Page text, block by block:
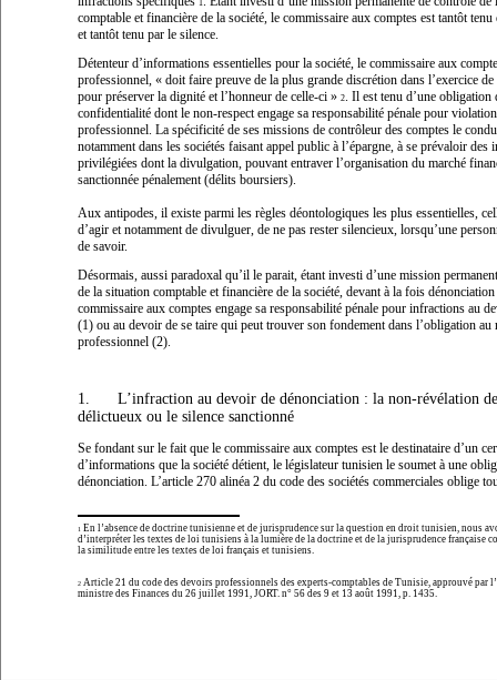
1
comptable et financière de la société, le commissaire aux comptes est tantôt tenu
et tantôt tenu par le silence.
Détenteur d’informations essentielles pour la société, le commissaire aux
professionnel, « doit faire preuve de la plus grande discrétion dans l’exercice
pour préserver la dignité et l’honneur de celle-ci » 2. Il est tenu d’une obligation
confidentialité dont le non-respect engage sa responsabilité pénale pour
professionnel. La spécificité de ses missions de contrôleur des comptes le
notamment dans les sociétés faisant appel public à l’épargne, à se prévaloir des
privilégiées dont la divulgation, pouvant entraver l’organisation du marché
sanctionnée pénalement (délits boursiers).
Aux antipodes, il existe parmi les règles déontologiques les plus essentielles,
d’agir et notamment de divulguer, de ne pas rester silencieux, lorsqu’une
de savoir.
Désormais, aussi paradoxal qu’il le parait, étant investi d’une mission
de la situation comptable et financière de la société, devant à la fois
commissaire aux comptes engage sa responsabilité pénale pour infractions au
(1) ou au devoir de se taire qui peut trouver son fondement dans l’obligation au
professionnel (2).
L’infraction au devoir de dénonciation : la non-révélation
1.
délictueux ou le silence sanctionné
Se fondant sur le fait que le commissaire aux comptes est le destinataire d’un
d’informations que la société détient, le législateur tunisien le soumet à une
dénonciation. L’article 270 alinéa 2 du code des sociétés commerciales oblige
1 En l’absence de doctrine tunisienne et de jurisprudence sur la question en droit tunisien, nous
d’interpréter les textes de loi tunisiens à la lumière de la doctrine et de la jurisprudence française
la similitude entre les textes de loi français et tunisiens.
2 Article 21 du code des devoirs professionnels des experts-comptables de Tunisie, approuvé par
ministre des Finances du 26 juillet 1991, JORT. n° 56 des 9 et 13 août 1991, p. 1435.